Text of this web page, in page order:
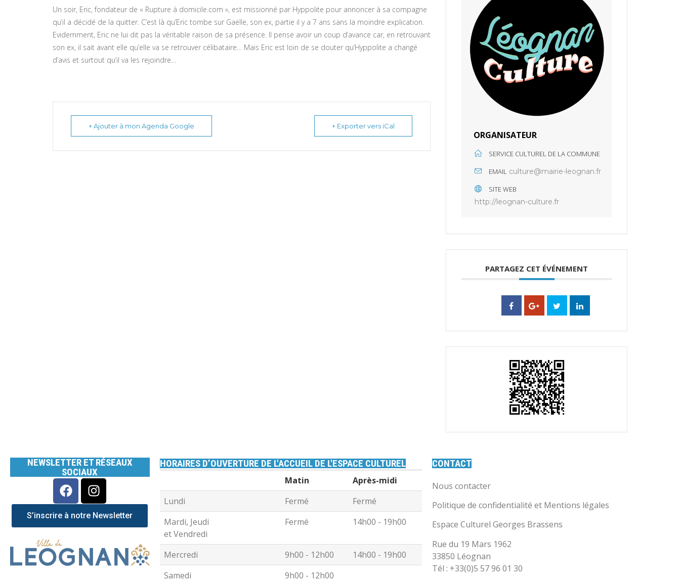
Un soir, Eric, fondateur de « Rupture à domicile.com », est missionné par Hyppolite pour annoncer à sa compagne
qu’il a décidé de la quitter. C’est là qu’Eric tombe sur Gaëlle, son ex, partie il y a 7 ans sans la moindre explication.
Evidemment, Eric ne lui dit pas la véritable raison de sa présence. Il pense avoir un coup d’avance car, en retrouvant
son ex, il sait avant elle qu’elle va se retrouver célibataire… Mais Eric est loin de se douter qu’Hyppolite a changé
d’avis et surtout qu’il va les rejoindre…
+ Ajouter à mon Agenda Google + Exporter vers iCal
ORGANISATEUR
SERVICE CULTUREL DE LA COMMUNE
EMAIL culture@mairie-leognan.fr
SITE WEB
http://leognan-culture.fr
PARTAGEZ CET ÉVÉNEMENT
NEWSLETTER ET RÉSEAUX
SOCIAUX
S’inscrire à notre Newsletter
HORAIRES D’OUVERTURE DE L'ACCUEIL DE L'ESPACE CULTUREL
Matin
Après-midi
Lundi
Fermé
Fermé
Mardi, Jeudi
et Vendredi
Fermé 14h00 - 19h00
Mercredi 9h00 - 12h00
14h00 - 19h00
Samedi
9h00 - 12h00
CONTACT
Nous contacter
Politique de confidentialité et Mentions légales
Espace Culturel Georges Brassens
Rue du 19 Mars 1962
33850 Léognan
Tél : +33(0)5 57 96 01 30